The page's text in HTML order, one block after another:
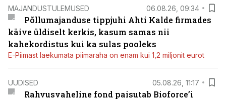
MAJANDUSTULEMUSED 06.08.26, 09:34
Põllumajanduse tippjuhi Ahti Kalde firmades
käive üldiselt kerkis, kasum samas nii
kahekordistus kui ka sulas pooleks
E-Piimast laekumata piimaraha on enam kui 1,2 miljonit eurot
UUDISED 05.08.26, 11:17
Rahvusvaheline fond paisutab Bioforce’i